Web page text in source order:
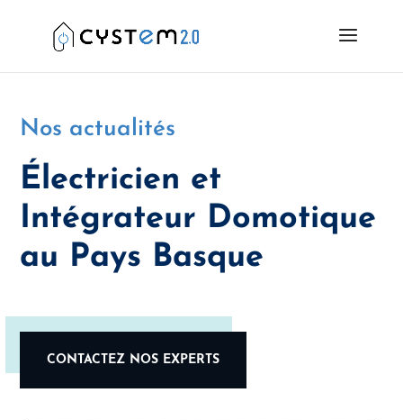
Nos actualités
Électricien et
Intégrateur Domotique
au Pays Basque
CONTACTEZ NOS EXPERTS